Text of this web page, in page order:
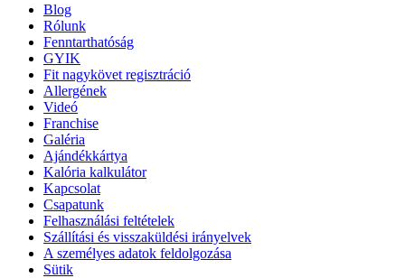
Blog
Rólunk
Fenntarthatóság
GYIK
Fit nagykövet regisztráció
Allergének
Videó
Franchise
Galéria
Ajándékkártya
Kalória kalkulátor
Kapcsolat
Csapatunk
Felhasználási feltételek
Szállítási és visszaküldési irányelvek
A személyes adatok feldolgozása
Sütik